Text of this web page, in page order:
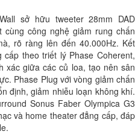
sở hữu tweeter 28mm DAD
cùng công nghệ giảm rung chấn
rõ ràng lên đến 40.000Hz. Kết
theo triết lý Phase Coherent,
xác giữa các củ loa, tạo nên sân
Phase Plug với vòng giảm chấn
định, giảm nhiễu loạn không khí.
Sonus Faber Olympica G3
và home theater đẳng cấp, đáp